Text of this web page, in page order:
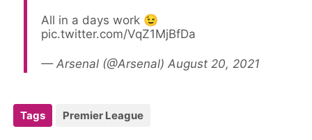
All in a days work 😉
pic.twitter.com/VqZ1MjBfDa
— Arsenal (@Arsenal)August 20, 2021
Tags Premier League